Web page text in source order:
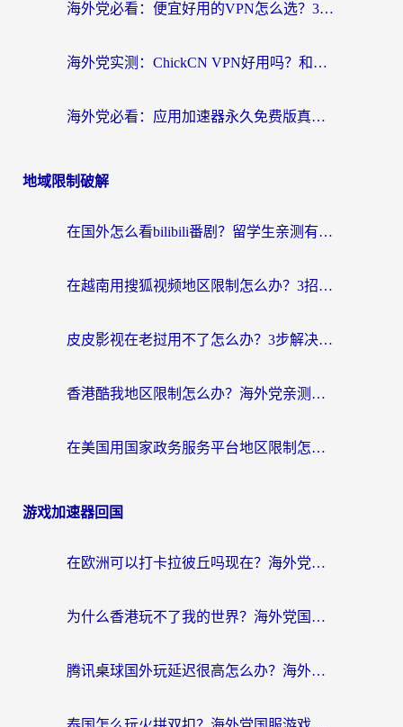
海外党必看：便宜好用的VPN怎么选？3步解决回国访问难题+Steam改区技巧
海外党实测：ChickCN VPN好用吗？和OurPlay VPN对比哪个回国效果更好？附避坑指南
海外党必看：应用加速器永久免费版真的靠谱吗？教你选对回国加速器无缝刷国内资源
地域限制破解
在国外怎么看bilibili番剧？留学生亲测有效的地域限制突破指南（附酷我酷狗音乐解决方法）
在越南用搜狐视频地区限制怎么办？3招解决海外看国内剧难题（附西瓜视频CCTV观看技巧）
皮皮影视在老挝用不了怎么办？3步解决海外看国内影视&财经的痛点
香港酷我地区限制怎么办？海外党亲测有效的回国加速方案来了
在美国用国家政务服务平台地区限制怎么办？海外华人必备的突破攻略（附追剧看片技巧）
游戏加速器回国
在欧洲可以打卡拉彼丘吗现在？海外党国服游戏加速器终极避坑指南
为什么香港玩不了我的世界？海外党国服游戏加速终极解决方案
腾讯桌球国外玩延迟很高怎么办？海外党亲测有效的国服游戏加速指南